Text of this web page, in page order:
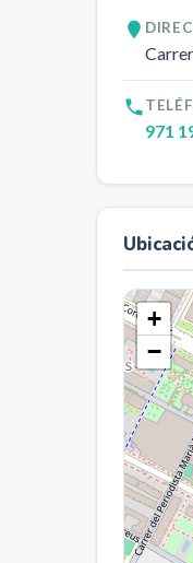
971
+
−